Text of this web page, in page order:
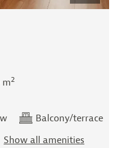
m2
Balcony/terrace
Show all amenities